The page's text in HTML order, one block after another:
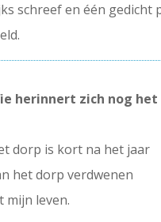
schreef en één gedicht
herinnert zich nog het
dorp is kort na het jaar
het dorp verdwenen
mijn leven.